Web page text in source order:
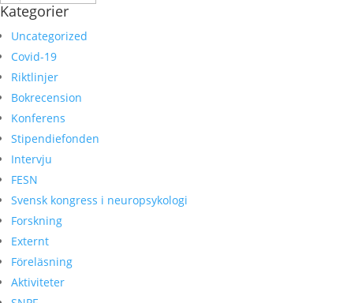
Kategorier
Uncategorized
Covid-19
Riktlinjer
Bokrecension
Konferens
Stipendiefonden
Intervju
FESN
Svensk kongress i neuropsykologi
Forskning
Externt
Föreläsning
Aktiviteter